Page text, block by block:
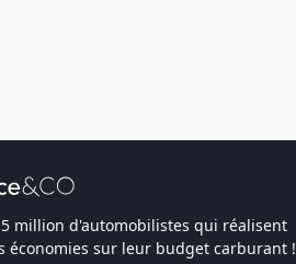
million d'automobilistes qui réalisent
économies sur leur budget carburant !